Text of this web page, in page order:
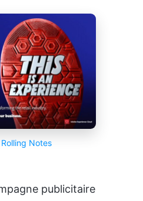
Notes
publicitaire